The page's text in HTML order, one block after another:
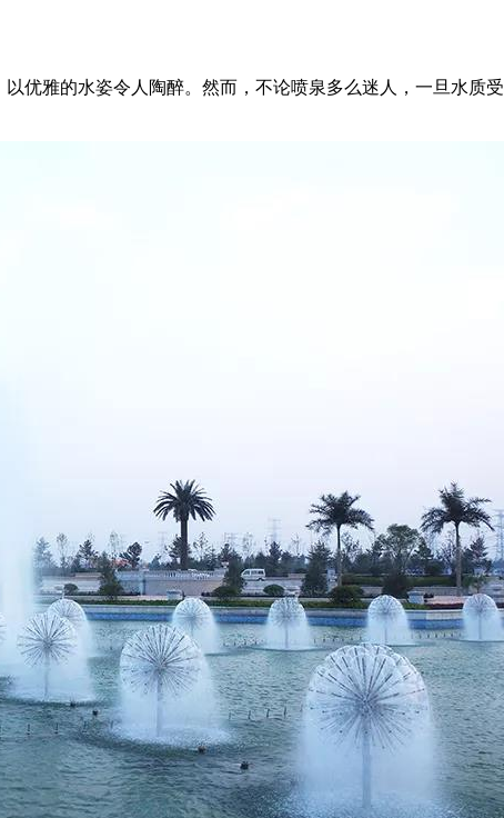
优雅的水姿令人陶醉。然而，不论喷泉多么迷人，一旦水质